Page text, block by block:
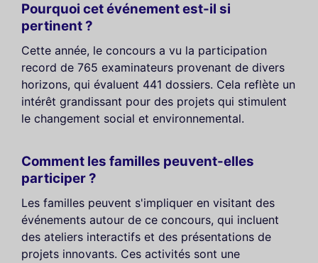
Pourquoi cet événement est-il si
pertinent ?
Cette année, le concours a vu la participation
record de 765 examinateurs provenant de divers
horizons, qui évaluent 441 dossiers. Cela reflète un
intérêt grandissant pour des projets qui stimulent
le changement social et environnemental.
Comment les familles peuvent-elles
participer ?
Les familles peuvent s'impliquer en visitant des
événements autour de ce concours, qui incluent
des ateliers interactifs et des présentations de
projets innovants. Ces activités sont une